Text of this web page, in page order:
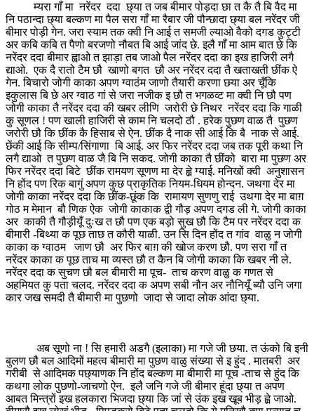
म्यरा गाँ मा नरेंदर ददा छ्या त जब बीमार पोड़दा छा त कै तै बि वैद मा
नि पठान्दा छ्या बल्कण मा पैल सरा गाँ मा रैबार जी पौन्छादा छ्या बल नरेंदर जी
बीमार पोड़ी गेन. जरा स्याम तक क्वी नि आई त समजी ल्याओ वैको दगड कुट्टी
अर कबि कबि त पैणो बरजणो नौबत बि आई जांद छे. इलै गाँ मा आम बात छे कि
नरेंदर ददा बीमार ह्वाओ त झाड़ा तब जाओ पैल नरेंदर ददा का इख हाजिरी लगै
द्याओ. एक दै रातो टैम छौ खाणो बगत छौ अर नरेंदर ददा तै खताखती छींक ऐ
गेन. बिचारो जोगी काका अपण ग्वाठंम जाणो तैयारी करणा छया अर चूँकि
इकुलास बि छे अर ग्वाठ गां से जरा नजीक इ छौ त भगळव्ट मा क्वी नि छौ पण
जोगी काका तै नरेंदर ददा की खबर लीणि जरोरी छे निथर नरेंदर ददा कि गाळी
कु सूणल ! पण खाली हाजिरी से काम नि चलदो ठौ . हरेक पुछण वाळ तै पुछण
जरोरी छौ कि छींक कै हिसाब से ऐन. छींक दै नाक सी आई कि बै नाक से आई.
छेंकी आई कि सीम्प/सिंगाणा बि आई. अर फिर नरेंदर ददा जब तक पूरी कथा नि
लगै द्याओ त पुछण वाळ जै बि नि सकद. जोगी काका तै छींको बारा मा पुछण अर
फिर नरेंदर ददा बिटे छींक रामयण सूणण मा देर ह्व़े ग्याई. मनिखों क्वी अनुशासन
नि होंद पण रिक बागुं अपण कुछ प्राकृतिक नियम-धियम होन्दन. जथगा देर मा
जोगी काका नरेंदर ददा कि छींक-छूंक कि रामायण सुणणु राई उथगा देर मा बाग़
गोठ म मेमान बौ णिक ऐक जोगी काकाक द्वी गौड़ अपण दगड ली गे. जोगी काका
अर काकी तै गौड़ीयूँ दुःख त छौ पण एक बड़ो सुख छौ कि टैम पर नरेंदर ददा क
बीमारी -बिथ्या क पूछ ताछ त कौरी याळी. उन सि दिन होंद त गांव वाळु न जोगी
काका क ग्वाठम जाण छौ अर फिर बाग़ की खोज करण छौ. पण सरा गाँ त
नरेंदर काका क पूछ ताच मा व्यस्त छौ त कैन बि जोगी काका कि खबर नी ले.
नरेंदर ददा क सुचण छौ बल बीमारी मा पूच- ताच करण वाळु क गणत से
अहमियत कु पता चलद. नरेंदर ददा क अपण सबी नौन अर नौनियूँ ब्यौ उनि जगा
कार जख समदी तै बीमारी मा पुछणो जादा से जादा लोक आंदा छ्या.
अब सूणो ना ! सि हमारी अडगै (इलाका) मा गजे जी छया. त ऊंको बि इनी
बुलण छौ बल आदिमों महत्व बीमारी मा पुछण वाळु संख्या से इ हुंद . मातबरी अर
गरीबी से आदिमक पछ्याणक नि होंद बल्कण मा बीमारी मा पूच -ताच से हुंद कि
कथगा लोक पुछणो-जाचणो ऐन. इलै जनि गजे जी बीमार हूंदा छ्या त अपण
आबत मिन्त्रों इख हलकारा भिजदा छ्या कि जां से उंक इख खूब भीड़ ह्व़े जाओ.